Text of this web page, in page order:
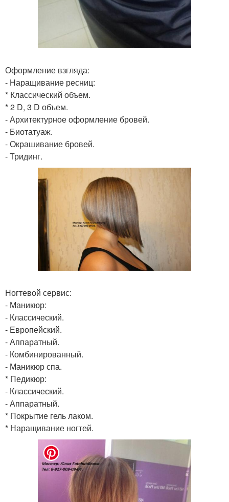
Оформление взгляда:
- Наращивание ресниц:
* Классический объем.
* 2 D, 3 D объем.
- Архитектурное оформление бровей.
- Биотатуаж.
- Окрашивание бровей.
- Тридинг.
Ногтевой сервис:
- Маникюр:
- Классический.
- Европейский.
- Аппаратный.
- Комбинированный.
- Маникюр спа.
* Педикюр:
- Классический.
- Аппаратный.
* Покрытие гель лаком.
* Наращивание ногтей.